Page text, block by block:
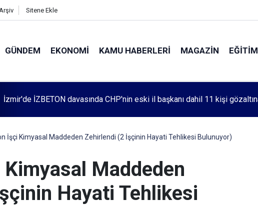
Sitene Ekle
GÜNDEM EKONOMI KAMU HABERLERI MAGAZIN EĞITIM
Cumartesi anneleri 1083. haftada Mehmet Özdemir için adalet aradı
İşçi Kimyasal Maddeden Zehirlendi (2 İşçinin Hayati Tehlikesi Bulunuyor)
Maddeden
Hayati Tehlikesi